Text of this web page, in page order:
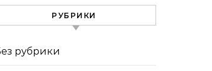
РУБРИКИ
рубрики